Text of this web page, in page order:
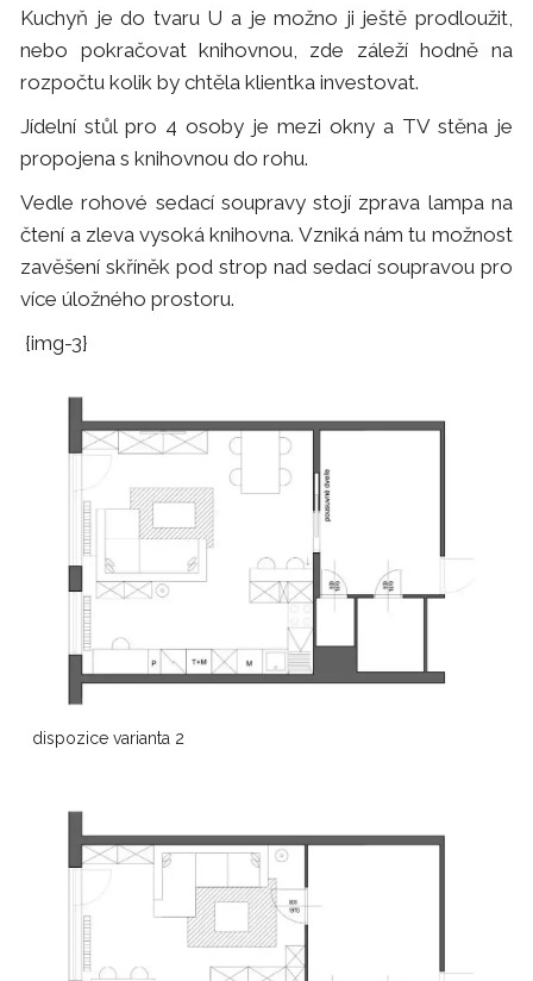
Kuchyň je do tvaru U a je možno ji ještě prodloužit,
nebo pokračovat knihovnou, zde záleží hodně na
rozpočtu kolik by chtěla klientka investovat.
Jídelní stůl pro 4 osoby je mezi okny a TV stěna je
propojena s knihovnou do rohu.
Vedle rohové sedací soupravy stojí zprava lampa na
čtení a zleva vysoká knihovna. Vzniká nám tu možnost
zavěšení skříněk pod strop nad sedací soupravou pro
více úložného prostoru.
{img-3}
dispozice varianta 2